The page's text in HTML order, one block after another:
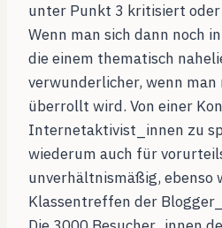
unter Punkt 3 kritisiert
Wenn man sich dann noch
die einem thematisch
verwunderlicher, wenn man
überrollt wird. Von einer
Internetaktivist_innen zu
wiederum auch für
unverhältnismäßig, ebenso
Klassentreffen der